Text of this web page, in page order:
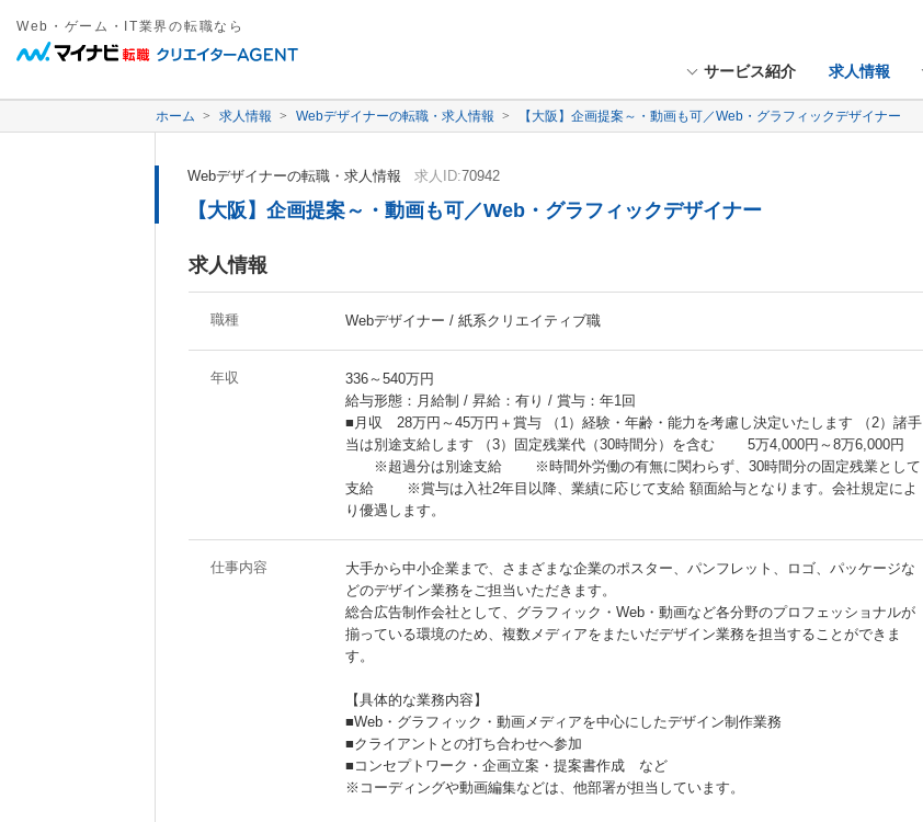
Web・ゲーム・IT業界の転職なら
サービス紹介 求人情報
ホーム 求人情報 Webデザイナーの転職・求人情報 【大阪】企画提案～・動画も可／Web・グラフィックデザイナー
Webデザイナーの転職・求人情報 求人ID:70942
【大阪】企画提案～・動画も可／Web・グラフィックデザイナー
求人情報
職種 Webデザイナー / 紙系クリエイティブ職
年収
336～540万円
給与形態：月給制 / 昇給：有り / 賞与：年1回
■月収 28万円～45万円＋賞与 （1）経験・年齢・能力を考慮し決定いたします （2）諸手
当は別途支給します （3）固定残業代（30時間分）を含む 5万4,000円～8万6,000円
※超過分は別途支給 ※時間外労働の有無に関わらず、30時間分の固定残業として
支給 ※賞与は入社2年目以降、業績に応じて支給 額面給与となります。会社規定によ
り優遇します。
仕事内容
大手から中小企業まで、さまざまな企業のポスター、パンフレット、ロゴ、パッケージな
どのデザイン業務をご担当いただきます。
総合広告制作会社として、グラフィック・Web・動画など各分野のプロフェッショナルが
揃っている環境のため、複数メディアをまたいだデザイン業務を担当することができま
す。
【具体的な業務内容】
■Web・グラフィック・動画メディアを中心にしたデザイン制作業務
■クライアントとの打ち合わせへ参加
■コンセプトワーク・企画立案・提案書作成 など
※コーディングや動画編集などは、他部署が担当しています。